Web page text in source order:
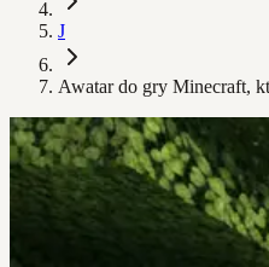
J
Awatar do gry Minecraft,